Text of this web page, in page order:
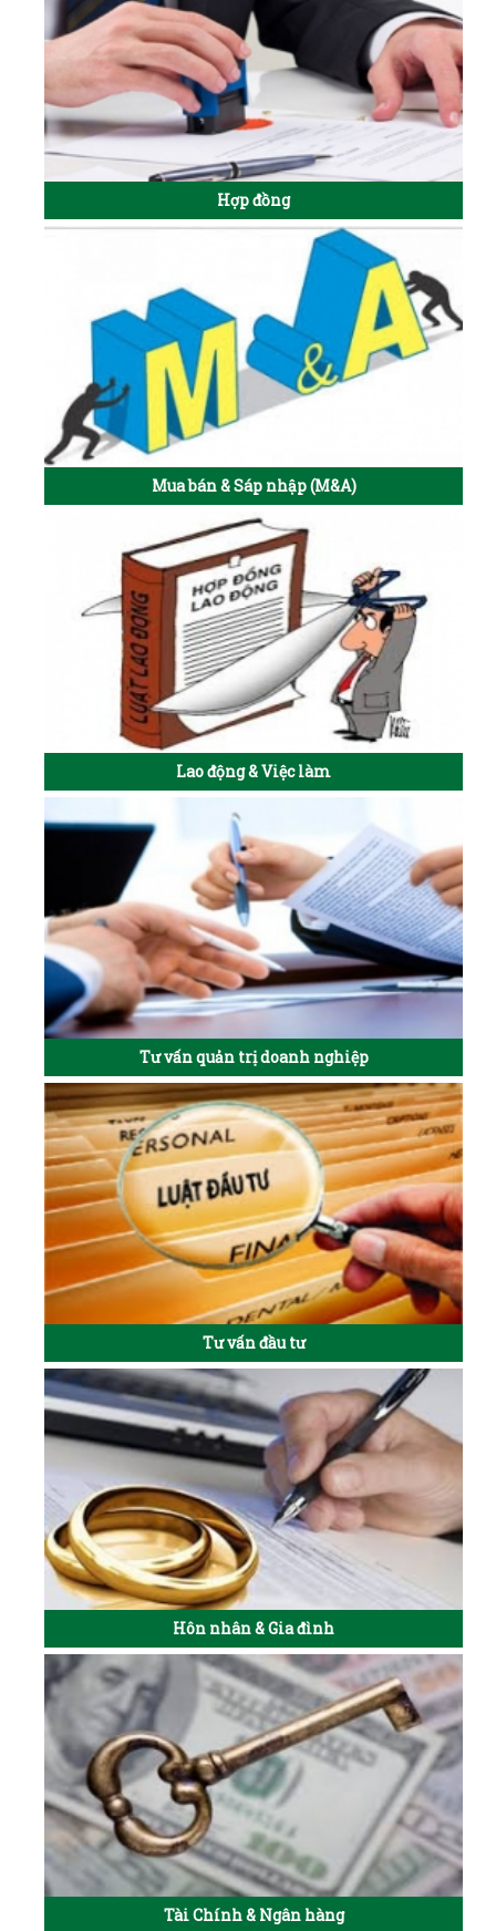
Hợp đồng
Mua bán & Sáp nhập (M&A)
Lao động & Việc làm
Tư vấn quản trị doanh nghiệp
Tư vấn đầu tư
Hôn nhân & Gia đình
Tài Chính & Ngân hàng